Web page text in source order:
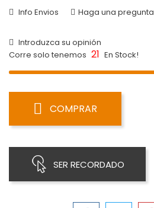
Info Envios Haga una pregunta
Introduzca su opinión
Corre solo tenemos 21 En Stock!
COMPRAR
SER RECORDADO